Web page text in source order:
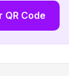
QR Code